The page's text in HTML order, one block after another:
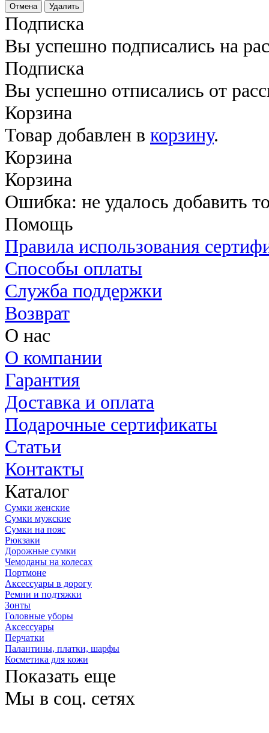
Отмена Удалить
Подписка
Вы успешно подписались на
Подписка
Вы успешно отписались от
Корзина
Товар добавлен в корзину.
Корзина
Корзина
Ошибка: не удалось добавить
Помощь
Правила использования
Способы оплаты
Служба поддержки
Возврат
О нас
О компании
Гарантия
Доставка и оплата
Подарочные сертификаты
Статьи
Контакты
Каталог
Сумки женские
Сумки мужские
Сумки на пояс
Рюкзаки
Дорожные сумки
Чемоданы на колесах
Портмоне
Аксессуары в дорогу
Ремни и подтяжки
Зонты
Головные уборы
Аксессуары
Перчатки
Палантины, платки, шарфы
Косметика для кожи
Показать еще
Мы в соц. сетях